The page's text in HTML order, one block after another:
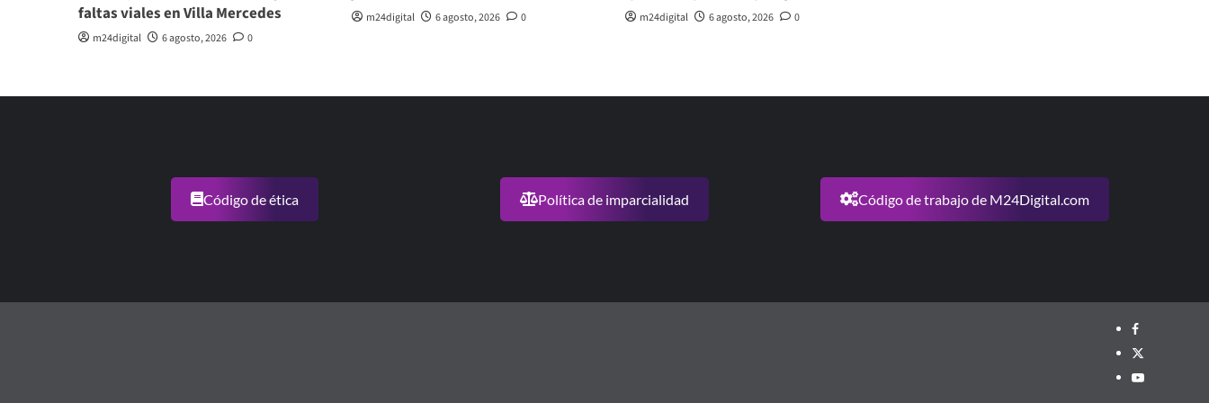
faltas viales en Villa Mercedes
m24digital 6 agosto, 2026 0
m24digital 6 agosto, 2026 0 m24digital 6 agosto, 2026 0
Código de ética Política de imparcialidad Código de trabajo de M24Digital.com